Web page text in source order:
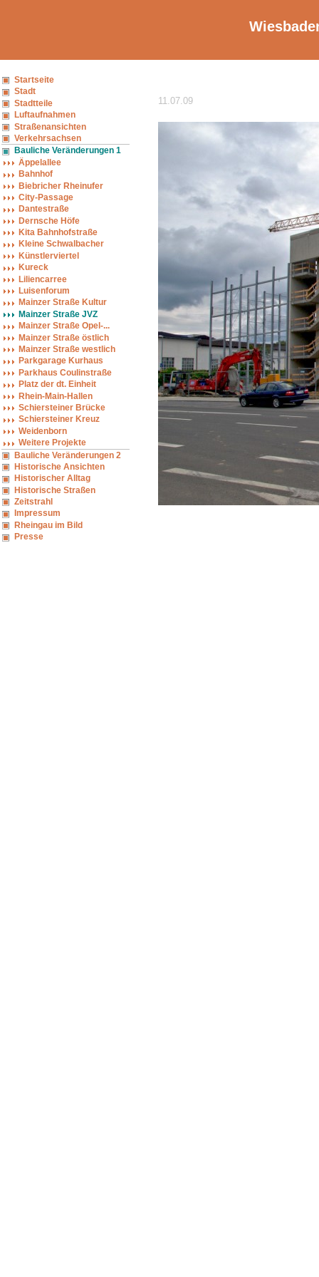
Startseite
Stadt
Stadtteile
Luftaufnahmen
Straßenansichten
Verkehrsachsen
Bauliche Veränderungen 1
Äppelallee
Bahnhof
Biebricher Rheinufer
City-Passage
Dantestraße
Dernsche Höfe
Kita Bahnhofstraße
Kleine Schwalbacher
Künstlerviertel
Kureck
Liliencarree
Luisenforum
Mainzer Straße Kultur
Mainzer Straße JVZ
Mainzer Straße Opel-...
Mainzer Straße östlich
Mainzer Straße westlich
Parkgarage Kurhaus
Parkhaus Coulinstraße
Platz der dt. Einheit
Rhein-Main-Hallen
Schiersteiner Brücke
Schiersteiner Kreuz
Weidenborn
Weitere Projekte
Bauliche Veränderungen 2
Historische Ansichten
Historischer Alltag
Historische Straßen
Zeitstrahl
Impressum
Rheingau im Bild
Presse
11.07.09